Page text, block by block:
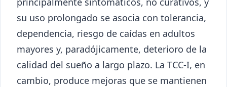
su uso prolongado se asocia con tolerancia,
dependencia, riesgo de caídas en adultos
mayores y, paradójicamente, deterioro de la
calidad del sueño a largo plazo. La TCC-I, en
cambio, produce mejoras que se mantienen